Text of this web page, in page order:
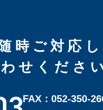
時ご対応し
せくださ
FAX：052-350-